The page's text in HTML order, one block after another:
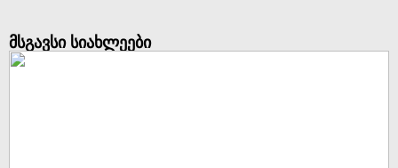
მსგავსი სიახლეები